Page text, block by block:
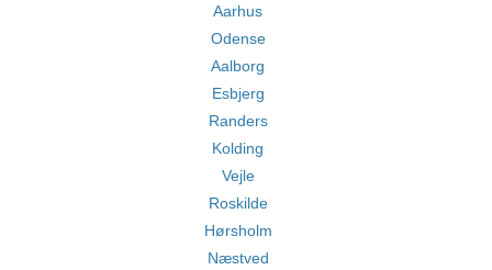
Aarhus
Odense
Aalborg
Esbjerg
Randers
Kolding
Vejle
Roskilde
Hørsholm
Næstved